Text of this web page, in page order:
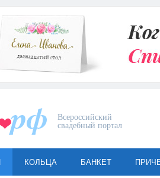
Всероссийский
свадебный портал
КОЛЬЦА БАНКЕТ